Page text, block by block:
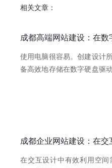
相关文章：
使用电脑很容易。创建设计
备高效地存储在数字硬盘驱
许计算机并不是他们被大肆
在交互设计中有效利用空